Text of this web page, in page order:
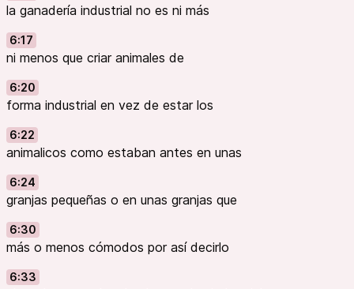
la ganadería industrial no es ni más
6:17
ni menos que criar animales de
6:20
forma industrial en vez de estar los
6:22
animalicos como estaban antes en unas
6:24
granjas pequeñas o en unas granjas que
6:30
más o menos cómodos por así decirlo
6:33